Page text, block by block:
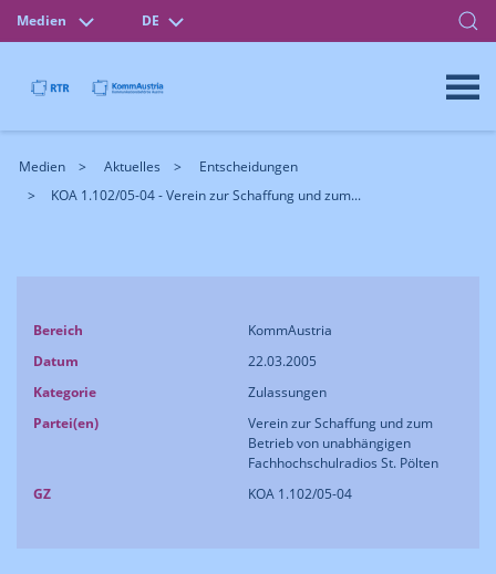
Medien DE
Medien Aktuelles
Entscheidungen
KOA 1.102/05-04 - Verein zur Schaffung und zum...
Bereich
KommAustria
Datum
22.03.2005
Kategorie
Zulassungen
Partei(en)
Verein zur Schaffung und zum
Betrieb von unabhängigen
Fachhochschulradios St. Pölten
GZ
KOA 1.102/05-04